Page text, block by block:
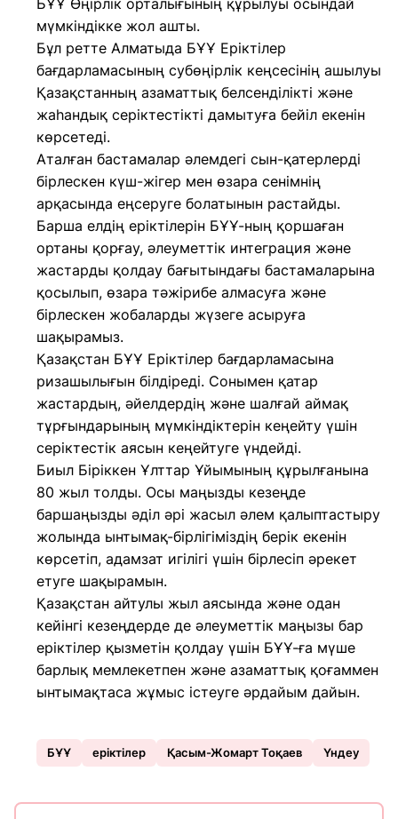
БҰҰ Өңірлік орталығының құрылуы осындай
мүмкіндікке жол ашты.
Бұл ретте Алматыда БҰҰ Еріктілер
бағдарламасының субөңірлік кеңсесінің ашылуы
Қазақстанның азаматтық белсенділікті және
жаһандық серіктестікті дамытуға бейіл екенін
көрсетеді.
Аталған бастамалар әлемдегі сын-қатерлерді
бірлескен күш-жігер мен өзара сенімнің
арқасында еңсеруге болатынын растайды.
Барша елдің еріктілерін БҰҰ-ның қоршаған
ортаны қорғау, әлеуметтік интеграция және
жастарды қолдау бағытындағы бастамаларына
қосылып, өзара тәжірибе алмасуға және
бірлескен жобаларды жүзеге асыруға
шақырамыз.
Қазақстан БҰҰ Еріктілер бағдарламасына
ризашылығын білдіреді. Сонымен қатар
жастардың, әйелдердің және шалғай аймақ
тұрғындарының мүмкіндіктерін кеңейту үшін
серіктестік аясын кеңейтуге үндейді.
Биыл Біріккен Ұлттар Ұйымының құрылғанына
80 жыл толды. Осы маңызды кезеңде
баршаңызды әділ әрі жасыл әлем қалыптастыру
жолында ынтымақ-бірлігіміздің берік екенін
көрсетіп, адамзат игілігі үшін бірлесіп әрекет
етуге шақырамын.
Қазақстан айтулы жыл аясында және одан
кейінгі кезеңдерде де әлеуметтік маңызы бар
еріктілер қызметін қолдау үшін БҰҰ-ға мүше
барлық мемлекетпен және азаматтық қоғаммен
ынтымақтаса жұмыс істеуге әрдайым дайын.
БҰҰ еріктілер Қасым-Жомарт Тоқаев Үндеу